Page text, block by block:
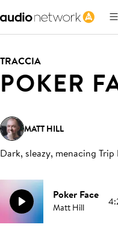
TRACCIA
POKER
MATT HILL
Dark, sleazy, menacing
Poker Face
Matt Hill